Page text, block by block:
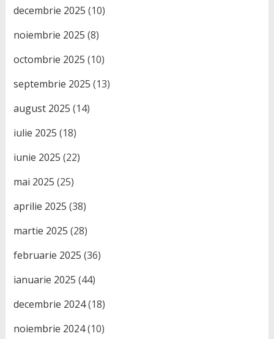
decembrie 2025 (10)
noiembrie 2025 (8)
octombrie 2025 (10)
septembrie 2025 (13)
august 2025 (14)
iulie 2025 (18)
iunie 2025 (22)
mai 2025 (25)
aprilie 2025 (38)
martie 2025 (28)
februarie 2025 (36)
ianuarie 2025 (44)
decembrie 2024(18)
noiembrie 2024(10)